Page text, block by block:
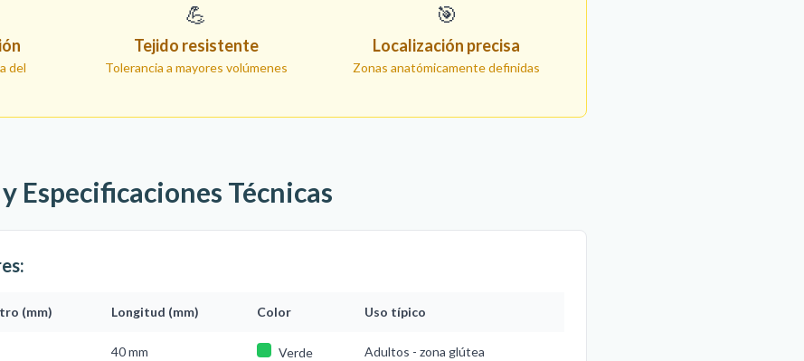
del
💪
Tejido resistente
Tolerancia a mayores volúmenes
🎯
Localización precisa
Zonas anatómicamente definidas
Especificaciones Técnicas
(mm) Longitud (mm) Color Uso típico
40 mm Verde Adultos - zona glútea